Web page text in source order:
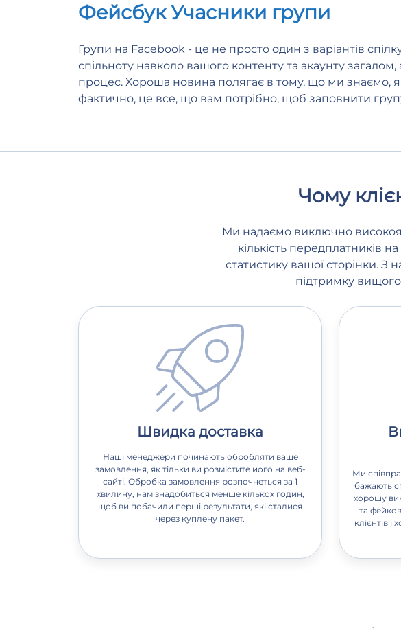
Фейсбук Учасники групи
Групи на Facebook - це не просто один з варіантів
спільноту навколо вашого контенту та акаунту
процес. Хороша новина полягає в тому, що ми знаємо,
фактично, це все, що вам потрібно, щоб заповнити
Чому
Ми надаємо виключно
кількість передплатників
статистику вашої сторінки.
підтримку вищого
Швидка доставка
Наші менеджери починають обробляти ваше
замовлення, як тільки ви розмістите його на веб-
сайті. Обробка замовлення розпочнеться за 1
хвилину, нам знадобиться менше кількох годин,
щоб ви побачили перші результати, які сталися
через куплену пакет.
Ми
бажають
хорошу
та
клієнтів